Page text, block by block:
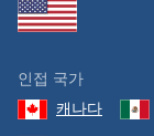
인접 국가
캐나다